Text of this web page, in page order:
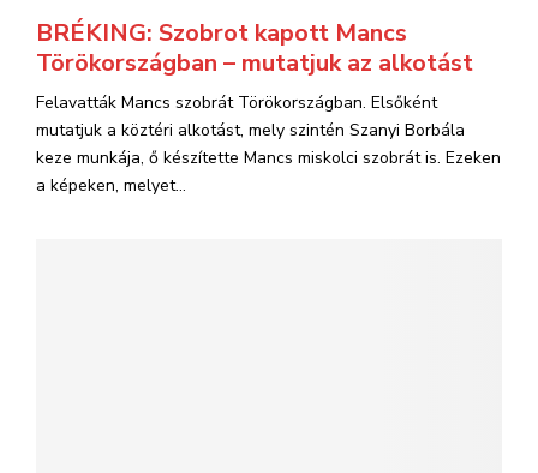
BRÉKING: Szobrot kapott Mancs
Törökországban – mutatjuk az alkotást
Felavatták Mancs szobrát Törökországban. Elsőként
mutatjuk a köztéri alkotást, mely szintén Szanyi Borbála
keze munkája, ő készítette Mancs miskolci szobrát is. Ezeken
a képeken, melyet...